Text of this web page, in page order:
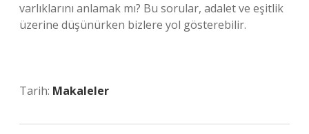
varlıklarını anlamak mı? Bu sorular, adalet ve eşitlik
üzerine düşünürken bizlere yol gösterebilir.
Tarih: Makaleler